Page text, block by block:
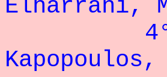
Elharrani,
4°